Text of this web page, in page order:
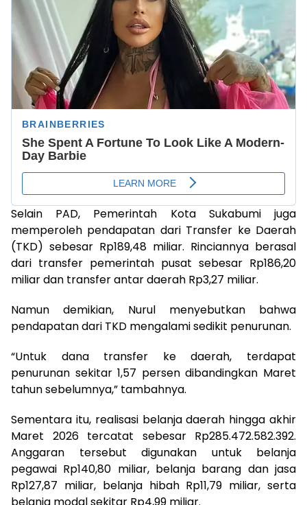
Selain PAD, Pemerintah Kota Sukabumi juga
memperoleh pendapatan dari Transfer ke Daerah
(TKD) sebesar Rp189,48 miliar. Rinciannya berasal
dari transfer pemerintah pusat sebesar Rp186,20
miliar dan transfer antar daerah Rp3,27 miliar.
Namun demikian, Nurul menyebutkan bahwa
pendapatan dari TKD mengalami sedikit penurunan.
“Untuk dana transfer ke daerah, terdapat
penurunan sekitar 1,57 persen dibandingkan Maret
tahun sebelumnya,” tambahnya.
Sementara itu, realisasi belanja daerah hingga akhir
Maret 2026 tercatat sebesar Rp285.472.582.392.
Anggaran tersebut digunakan untuk belanja
pegawai Rp140,80 miliar, belanja barang dan jasa
Rp127,87 miliar, belanja hibah Rp11,79 miliar, serta
belanja modal sekitar Rp4,99 miliar.